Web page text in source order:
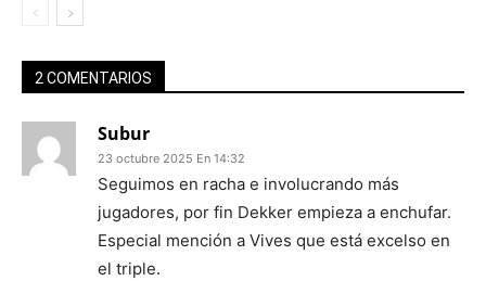
2 COMENTARIOS
Subur
23 octubre 2025 En 14:32
Seguimos en racha e involucrando más
jugadores, por fin Dekker empieza a enchufar.
Especial mención a Vives que está excelso en
el triple.